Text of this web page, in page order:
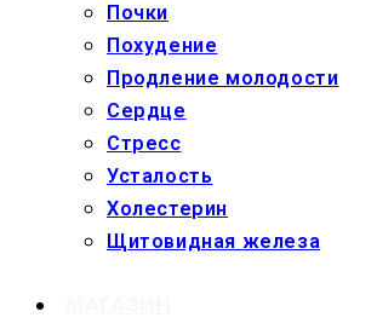
Почки
Похудение
Продление молодости
Сердце
Стресс
Усталость
Холестерин
Щитовидная железа